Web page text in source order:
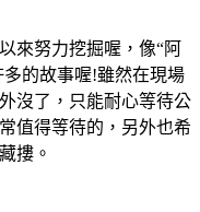
來努力挖掘喔，像“阿
多的故事喔!雖然在現場
沒了，只能耐心等待公
值得等待的，另外也希
摟。